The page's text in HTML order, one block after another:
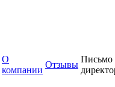
О
компании
Отзывы
Письмо